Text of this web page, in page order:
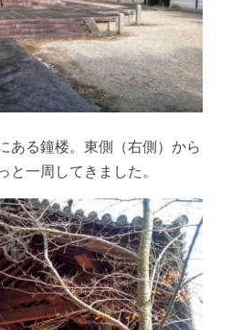
ある鐘楼。東側（右側）から
と一周してきました。